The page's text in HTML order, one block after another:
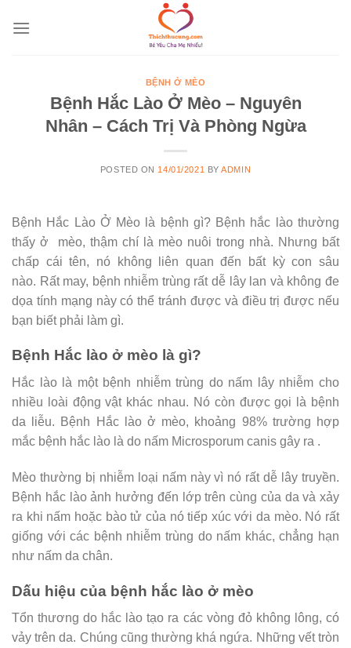
BỆNH Ở MÈO
Bệnh Hắc Lào Ở Mèo – Nguyên
Nhân – Cách Trị Và Phòng Ngừa
POSTED ON 14/01/2021 BYADMIN
Bệnh Hắc Lào Ở Mèo là bệnh gì? Bệnh hắc lào thường
thấy ở mèo, thậm chí là mèo nuôi trong nhà. Nhưng bất
chấp cái tên, nó không liên quan đến bất kỳ con sâu
nào. Rất may, bệnh nhiễm trùng rất dễ lây lan và không đe
dọa tính mạng này có thể tránh được và điều trị được nếu
bạn biết phải làm gì.
Bệnh Hắc lào ở mèo là gì?
Hắc lào là một bệnh nhiễm trùng do nấm lây nhiễm cho
nhiều loài động vật khác nhau. Nó còn được gọi là bệnh
da liễu. Bệnh Hắc lào ở mèo, khoảng 98% trường hợp
mắc bệnh hắc lào là do nấm Microsporum canis gây ra .
Mèo thường bị nhiễm loại nấm này vì nó rất dễ lây truyền.
Bệnh hắc lào ảnh hưởng đến lớp trên cùng của da và xảy
ra khi nấm hoặc bào tử của nó tiếp xúc với da mèo. Nó rất
giống với các bệnh nhiễm trùng do nấm khác, chẳng hạn
như nấm da chân.
Dấu hiệu của bệnh hắc lào ở mèo
Tổn thương do hắc lào tạo ra các vòng đỏ không lông, có
vảy trên da. Chúng cũng thường khá ngứa. Những vết tròn